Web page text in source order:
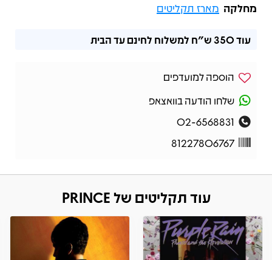
מחלקה מארז תקליטים
עוד350 ש"ח למשלוח לחינם עד הבית
הוספה למועדפים
שלחו הודעה בוואצאפ
02-6568831
81227806767
עוד תקליטים של PRINCE